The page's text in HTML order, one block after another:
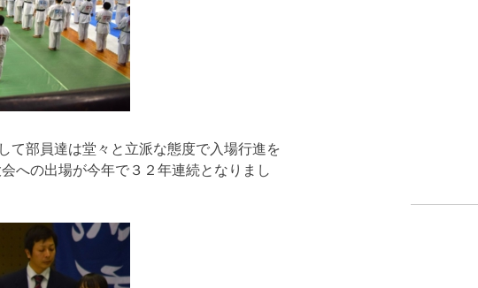
て部員達は堂々と立派な態度で入場行進を
への出場が今年で３２年連続となりまし